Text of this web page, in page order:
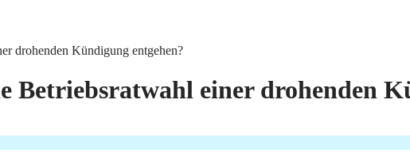
drohenden Kündigung entgehen?
einer drohenden